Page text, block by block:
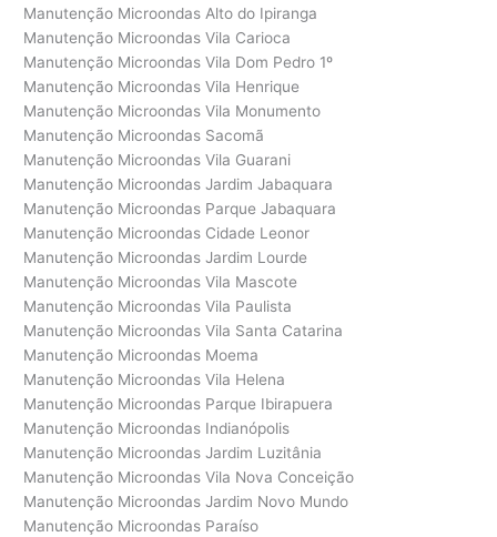
Manutenção Microondas Alto do Ipiranga
Manutenção Microondas Vila Carioca
Manutenção Microondas Vila Dom Pedro 1º
Manutenção Microondas Vila Henrique
Manutenção Microondas Vila Monumento
Manutenção Microondas Sacomã
Manutenção Microondas Vila Guarani
Manutenção Microondas Jardim Jabaquara
Manutenção Microondas Parque Jabaquara
Manutenção Microondas Cidade Leonor
Manutenção Microondas Jardim Lourde
Manutenção Microondas Vila Mascote
Manutenção Microondas Vila Paulista
Manutenção Microondas Vila Santa Catarina
Manutenção Microondas Moema
Manutenção Microondas Vila Helena
Manutenção Microondas Parque Ibirapuera
Manutenção Microondas Indianópolis
Manutenção Microondas Jardim Luzitânia
Manutenção Microondas Vila Nova Conceição
Manutenção Microondas Jardim Novo Mundo
Manutenção Microondas Paraíso